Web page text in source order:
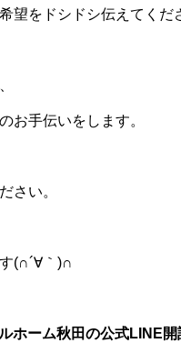
望をドシドシ伝えてくだ
お手伝いをします。
さい。
(∩´∀｀)∩
ホーム秋田の公式LINE開